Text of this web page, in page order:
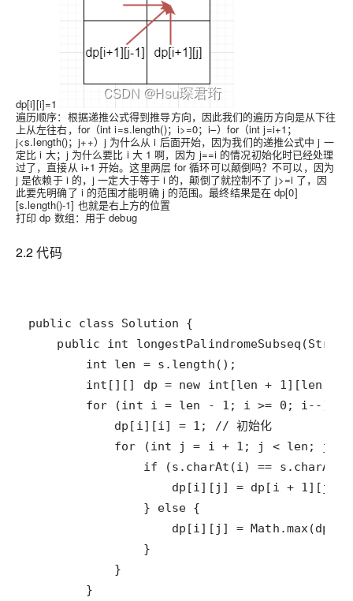
dp[i][i]=1
遍历顺序：根据递推公式得到推导方向，因此我们的遍历方向是从下往
上从左往右，for（int i=s.length()；i>=0；i–）for（int j=i+1；
j<s.length()；j++）j 为什么从 i 后面开始，因为我们的递推公式中 j 一
定比 i 大；j 为什么要比 i 大 1 啊，因为 j==i 的情况初始化时已经处理
过了，直接从 i+1 开始。这里两层 for 循环可以颠倒吗？不可以，因为
j 是依赖于 i 的，j 一定大于等于 i 的，颠倒了就控制不了 j>=i 了，因
此要先明确了 i 的范围才能明确 j 的范围。最终结果是在 dp[0]
[s.length()-1] 也就是右上方的位置
打印 dp 数组：用于 debug
2.2 代码